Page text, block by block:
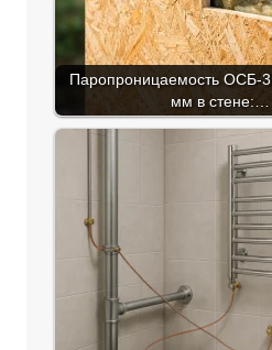
Паропроницаемость ОСБ-
мм в стене:…